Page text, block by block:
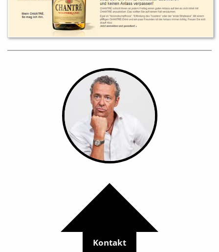
Kontakt